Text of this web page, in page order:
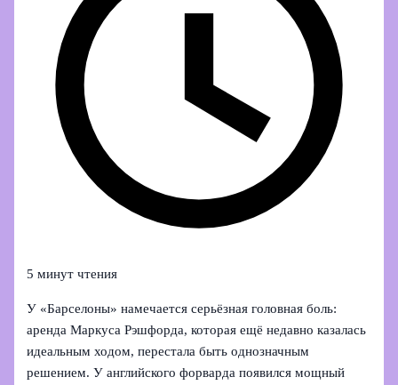
5 минут чтения
У «Барселоны» намечается серьёзная головная боль:
аренда Маркуса Рэшфорда, которая ещё недавно казалась
идеальным ходом, перестала быть однозначным
решением. У английского форварда появился мощный